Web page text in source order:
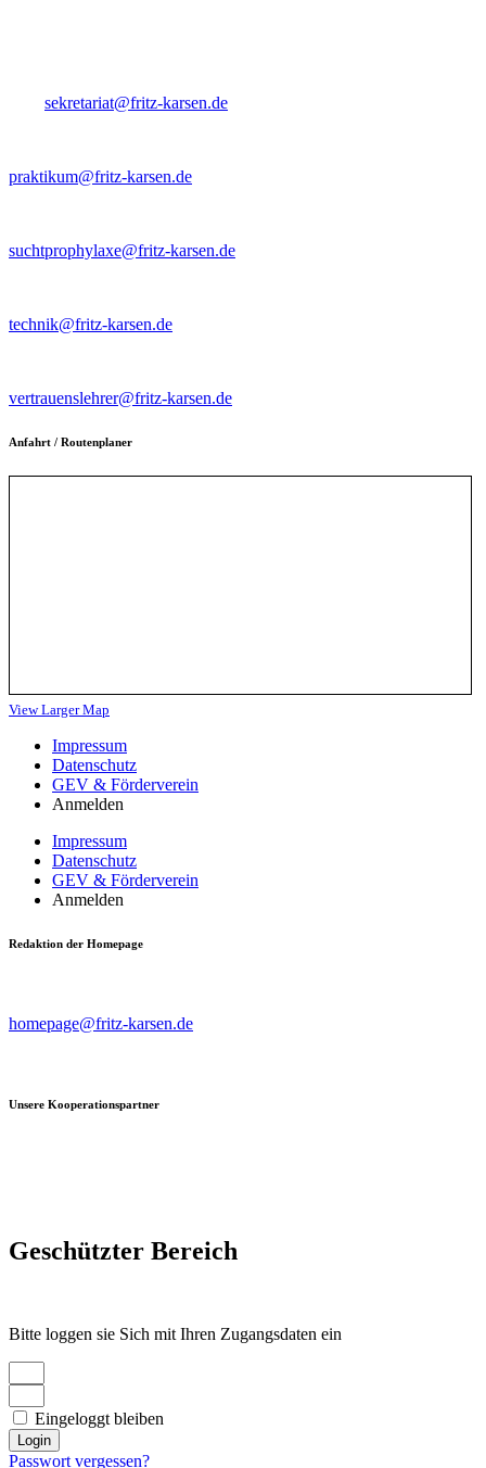
sekretariat@fritz-karsen.de
praktikum@fritz-karsen.de
suchtprophylaxe@fritz-karsen.de
technik@fritz-karsen.de
vertrauenslehrer@fritz-karsen.de
Anfahrt / Routenplaner
View Larger Map
Impressum
Datenschutz
GEV & Förderverein
Anmelden
Impressum
Datenschutz
GEV & Förderverein
Anmelden
Redaktion der Homepage
homepage@fritz-karsen.de
Unsere Kooperationspartner
Geschützter Bereich
Bitte loggen sie Sich mit Ihren Zugangsdaten ein
Eingeloggt bleiben
Login
Passwort vergessen?